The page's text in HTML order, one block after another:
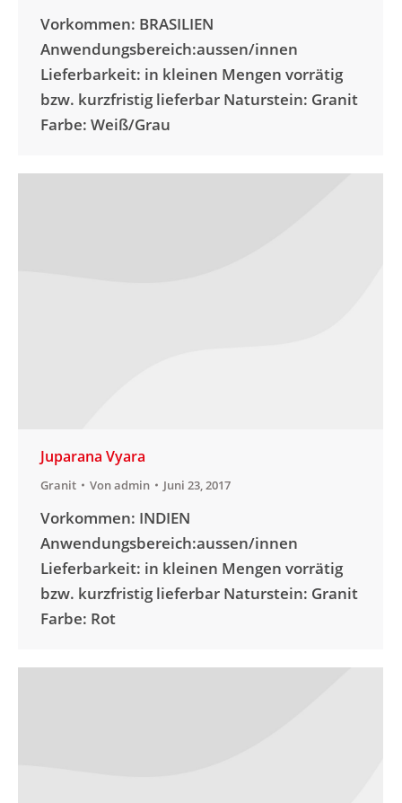
Vorkommen: BRASILIEN
Anwendungsbereich:aussen/innen
Lieferbarkeit: in kleinen Mengen vorrätig
bzw. kurzfristig lieferbar Naturstein: Granit
Farbe: Weiß/Grau
Juparana Vyara
Granit Vonadmin Juni 23, 2017
Vorkommen: INDIEN
Anwendungsbereich:aussen/innen
Lieferbarkeit: in kleinen Mengen vorrätig
bzw. kurzfristig lieferbar Naturstein: Granit
Farbe: Rot